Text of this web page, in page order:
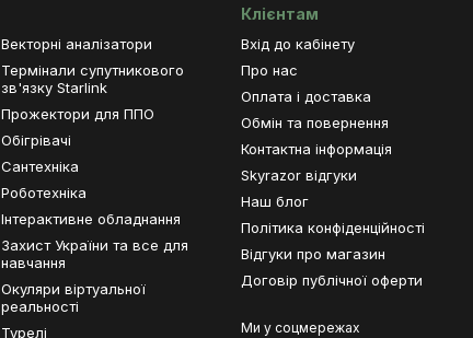
Векторні аналізатори
Термінали супутникового
зв'язку Starlink
Прожектори для ППО
Обігрівачі
Сантехніка
Роботехніка
Інтерактивне обладнання
Захист України та все для
навчання
Окуляри віртуальної
реальності
Турелі
Клієнтам
Вхід до кабінету
Про нас
Оплата і доставка
Обмін та повернення
Контактна інформація
Skyrazor відгуки
Наш блог
Політика конфіденційності
Відгуки про магазин
Договір публічної оферти
Ми у соцмережах